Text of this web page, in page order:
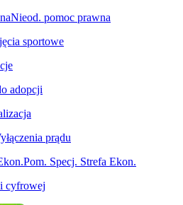
Nieod. pomoc prawna
sportowe
adopcji
prądu
Pom. Specj. Strefa Ekon.
cyfrowej